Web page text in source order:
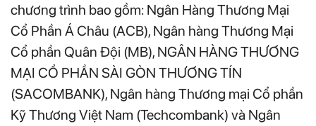
chương trình bao gồm: Ngân Hàng Thương Mại
Cổ Phần Á Châu (ACB), Ngân hàng Thương Mại
Cổ phần Quân Đội (MB), NGÂN HÀNG THƯƠNG
MẠI CỔ PHẦN SÀI GÒN THƯƠNG TÍN
(SACOMBANK), Ngân hàng Thương mại Cổ phần
Kỹ Thương Việt Nam (Techcombank) và Ngân